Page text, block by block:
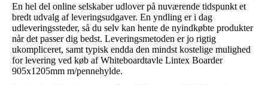
En hel del online selskaber udlover på nuværende tidspunkt et
bredt udvalg af leveringsudgaver. En yndling er i dag
udleveringssteder, så du selv kan hente de nyindkøbte produkter
når det passer dig bedst. Leveringsmetoden er jo rigtig
ukompliceret, samt typisk endda den mindst kostelige mulighed
for levering ved køb af Whiteboardtavle Lintex Boarder
905x1205mm m/pennehylde.